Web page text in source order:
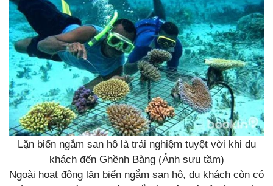
Lặn biển ngắm san hô là trải nghiệm tuyệt vời khi du
khách đến Ghềnh Bàng (Ảnh sưu tầm)
Ngoài hoạt động lặn biển ngắm san hô, du khách còn có